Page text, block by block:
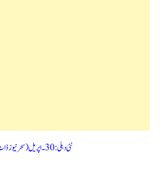
نئی دہلی :30۔اپریل(سحرنیوزڈاٹ کام)